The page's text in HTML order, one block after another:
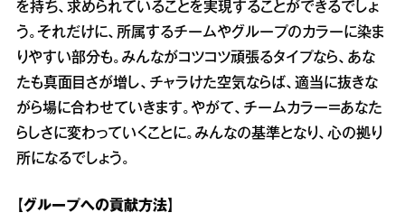
を持ち、求められていることを実現することができるでしょ
う。それだけに、所属するチームやグループのカラーに染ま
りやすい部分も。みんながコツコツ頑張るタイプなら、あな
たも真面目さが増し、チャラけた空気ならば、適当に抜きな
がら場に合わせていきます。やがて、チームカラー＝あなた
らしさに変わっていくことに。みんなの基準となり、心の拠り
所になるでしょう。
【グループへの貢献方法】